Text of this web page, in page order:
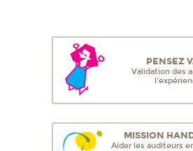
PENSEZ
Validation des
MISSION
Aider les auditeurs